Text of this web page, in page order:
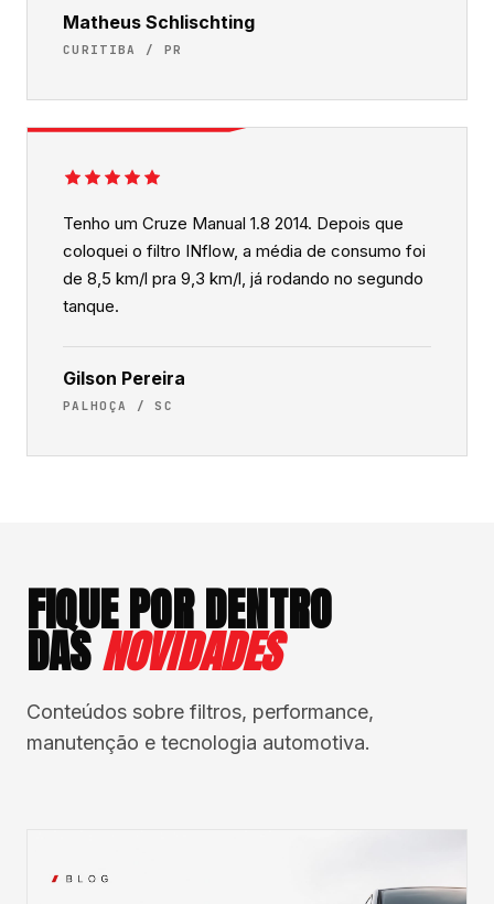
Matheus Schlischting
CURITIBA / PR
Tenho um Cruze Manual 1.8 2014. Depois que
coloquei o filtro INflow, a média de consumo foi
de 8,5 km/l pra 9,3 km/l, já rodando no segundo
tanque.
Gilson Pereira
PALHOÇA / SC
FIQUE POR DENTRO
DASNOVIDADES
Conteúdos sobre filtros, performance,
manutenção e tecnologia automotiva.